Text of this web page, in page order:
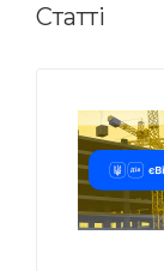
Статті